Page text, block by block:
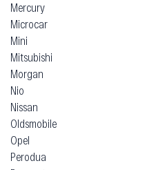
Mercury
Microcar
Mini
Mitsubishi
Morgan
Nio
Nissan
Oldsmobile
Opel
Perodua